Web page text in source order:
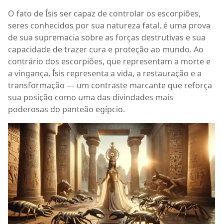
O fato de Ísis ser capaz de controlar os escorpiões,
seres conhecidos por sua natureza fatal, é uma prova
de sua supremacia sobre as forças destrutivas e sua
capacidade de trazer cura e proteção ao mundo. Ao
contrário dos escorpiões, que representam a morte e
a vingança, Ísis representa a vida, a restauração e a
transformação — um contraste marcante que reforça
sua posição como uma das divindades mais
poderosas do panteão egípcio.